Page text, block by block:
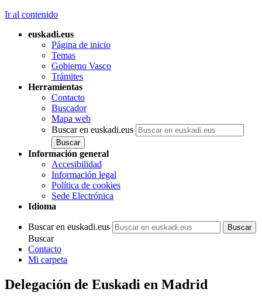
Ir al contenido
euskadi.eus
Página de inicio
Temas
Gobierno Vasco
Trámites
Herramientas
Contacto
Buscador
Mapa web
Buscar en euskadi.eus
Información general
Accesibilidad
Información legal
Política de cookies
Sede Electrónica
Idioma
Buscar en euskadi.eus
Buscar
Contacto
Mi carpeta
Delegación de Euskadi en Madrid